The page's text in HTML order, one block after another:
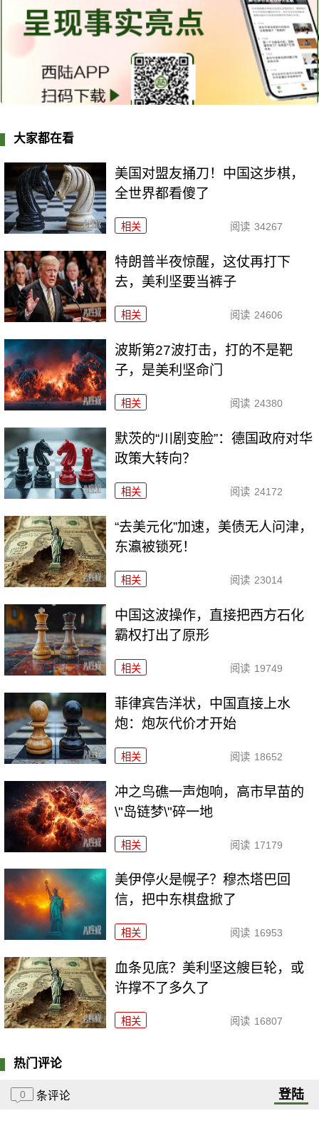
大家都在看
美国对盟友捅刀！中国这步棋，
全世界都看傻了
相关 阅读 34267
特朗普半夜惊醒，这仗再打下
去，美利坚要当裤子
相关 阅读 24606
波斯第27波打击，打的不是靶
子，是美利坚命门
相关 阅读 24380
默茨的“川剧变脸”：德国政府对华
政策大转向？
相关 阅读 24172
“去美元化”加速，美债无人问津，
东瀛被锁死！
相关 阅读 23014
中国这波操作，直接把西方石化
霸权打出了原形
相关 阅读 19749
菲律宾告洋状，中国直接上水
炮：炮灰代价才开始
相关 阅读 18652
冲之鸟礁一声炮响，高市早苗的
\"岛链梦\"碎一地
相关 阅读 17179
美伊停火是幌子？穆杰塔巴回
信，把中东棋盘掀了
相关 阅读 16953
血条见底？美利坚这艘巨轮，或
许撑不了多久了
相关 阅读 16807
热门评论
0 条评论 登陆